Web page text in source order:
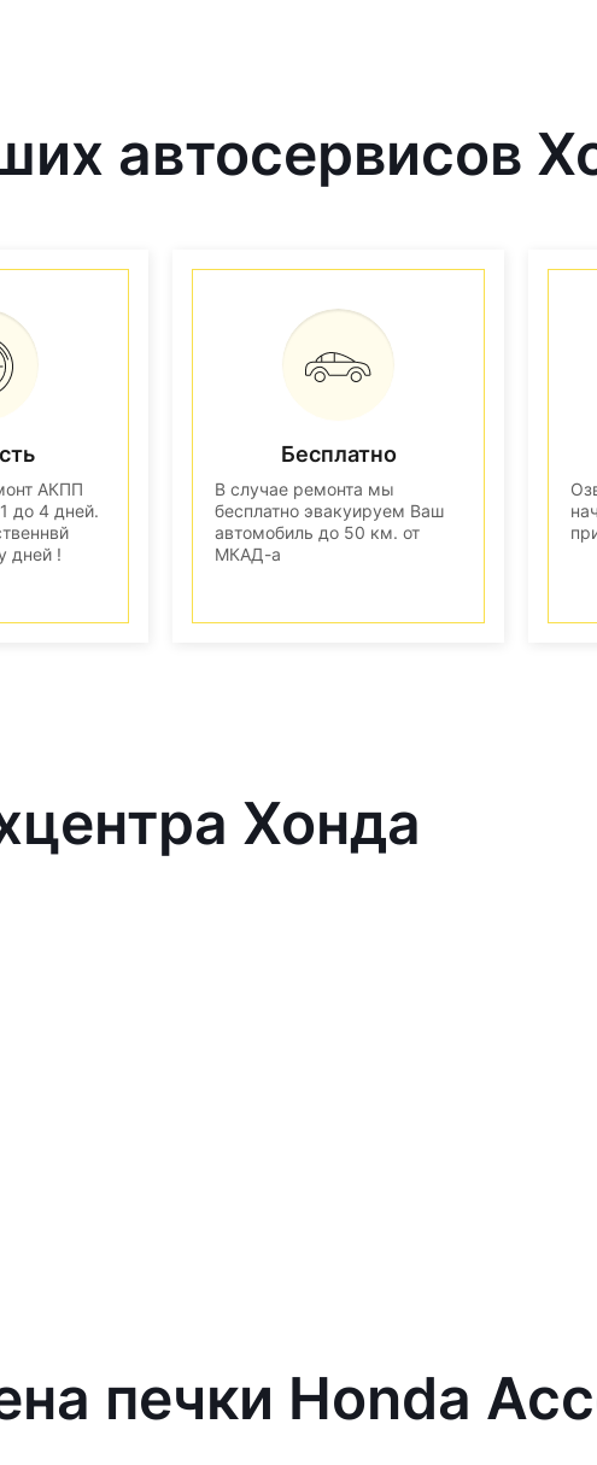
автосервисов
АКПП
до 4 дней.
дней !
Бесплатно
В случае ремонта мы
бесплатно эвакуируем Ваш
автомобиль до 50 км. от
МКАД-а
Хонда
печки Honda